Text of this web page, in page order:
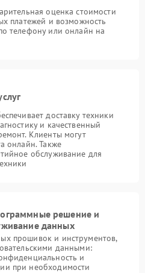
оценка стоимости
платежей и возможность
телефону или онлайн на
доставку техники
и качественный
Клиенты могут
онлайн. Также
обслуживание для
решение и
данных
прошивок и инструментов,
данными:
и
при необходимости